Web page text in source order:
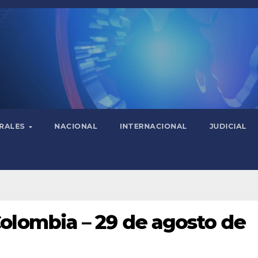
NACIONAL INTERNACIONAL JUDICIAL
– 29 de agosto de